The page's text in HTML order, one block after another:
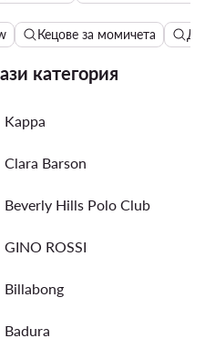
Кецове за момичета
категория
Kappa
Clara Barson
Beverly Hills Polo Club
GINO ROSSI
Billabong
Badura